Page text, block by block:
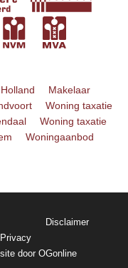
Makelaar
Woning taxatie
Woning taxatie
Woningaanbod
Disclaimer
Privacy
door OGonline